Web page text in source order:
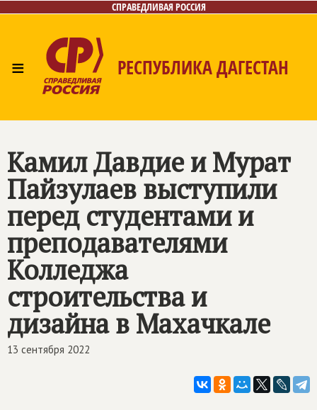
СПРАВЕДЛИВАЯ РОССИЯ
≡ РЕСПУБЛИКА ДАГЕСТАН
Камил Давдие и Мурат
Пайзулаев выступили
перед студентами и
преподавателями
Колледжа
строительства и
дизайна в Махачкале
13 сентября 2022